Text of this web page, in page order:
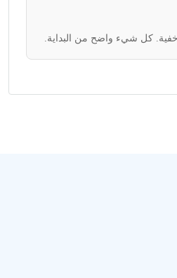
كل شيء واضح من البداية.